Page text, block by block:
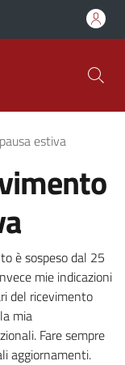
estiva
è sospeso dal 25
mie indicazioni
del ricevimento
mia
Fare sempre
aggiornamenti.